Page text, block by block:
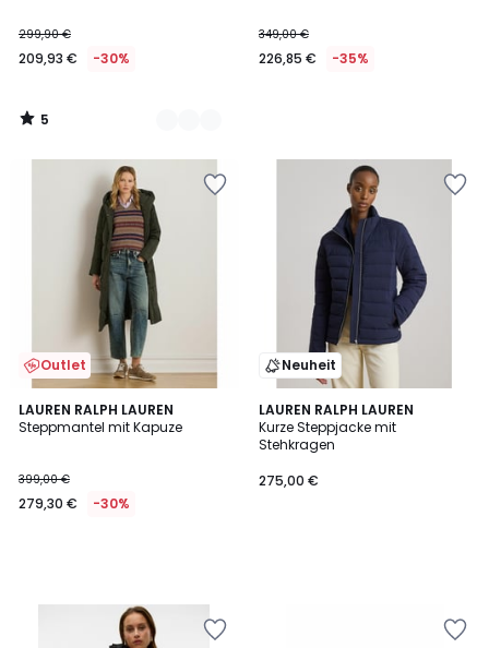
299,90 €
209,93 € -30%
5
/
349,00 €
226,85 € -35%
Outlet
LAUREN RALPH LAUREN
Steppmantel mit Kapuze
399,00 €
279,30 € -30%
Neuheit
LAUREN RALPH LAUREN
Kurze Steppjacke mit
Stehkragen
275,00 €